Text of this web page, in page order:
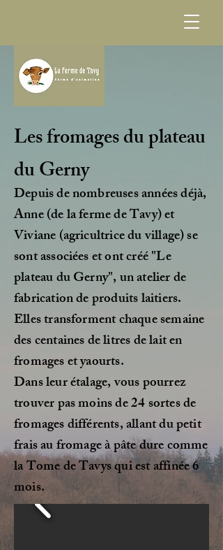
Les fromages du plateau
du Gerny
Depuis de nombreuses années déjà,
Anne (de la ferme de Tavy) et
Viviane (agricultrice du village) se
sont associées et ont créé "Le
plateau du Gerny", un atelier de
fabrication de produits laitiers.
Elles transforment chaque semaine
des centaines de litres de lait en
fromages et yaourts.
Dans leur étalage, vous pourrez
trouver pas moins de 24 sortes de
fromages différents, allant du petit
frais au fromage à pâte dure comme
la Tome de Tavys qui est affinée 6
mois.